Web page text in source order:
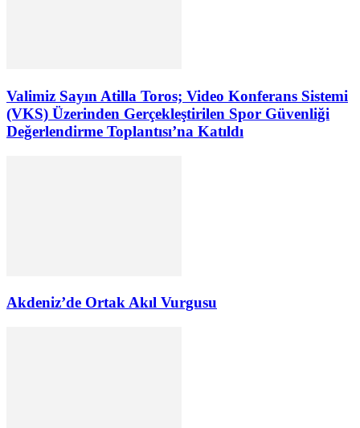
Valimiz Sayın Atilla Toros; Video Konferans Sistemi
(VKS) Üzerinden Gerçekleştirilen Spor Güvenliği
Değerlendirme Toplantısı’na Katıldı
Akdeniz’de Ortak Akıl Vurgusu